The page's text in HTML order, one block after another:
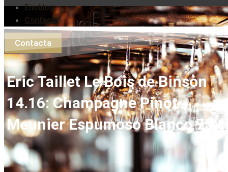
Enoblog
Contacta
Contacta
Eric Taillet Le Bois de Binson
14.16: Champagne Pinot
Meunier Espumoso Blanco 75